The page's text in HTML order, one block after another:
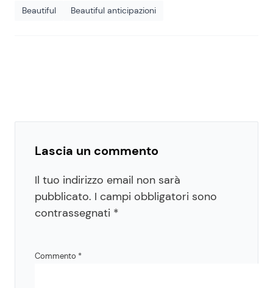
Beautiful Beautiful anticipazioni
Lascia un commento
Il tuo indirizzo email non sarà
pubblicato. I campi obbligatori sono
contrassegnati *
Commento *